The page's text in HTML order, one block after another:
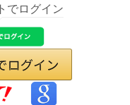
でログイン